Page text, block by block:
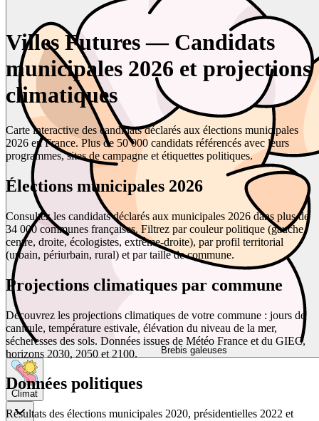
Brebis galeuses
Climat
Villes Futures — Candidats
municipales 2026 et projections
climatiques
Carte interactive des candidats déclarés aux élections municipales
2026 en France. Plus de 50 000 candidats référencés avec leurs
programmes, sites de campagne et étiquettes politiques.
Élections municipales 2026
Consultez les candidats déclarés aux municipales 2026 dans plus de
34 000 communes françaises. Filtrez par couleur politique (gauche,
centre, droite, écologistes, extrême-droite), par profil territorial
(urbain, périurbain, rural) et par taille de commune.
Projections climatiques par commune
Découvrez les projections climatiques de votre commune : jours de
canicule, température estivale, élévation du niveau de la mer,
sécheresses des sols. Données issues de Météo France et du GIEC,
horizons 2030, 2050 et 2100.
Données politiques
Résultats des élections municipales 2020, présidentielles 2022 et